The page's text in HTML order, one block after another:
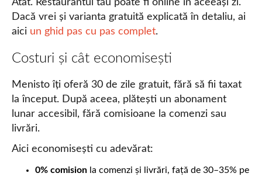
Atât. Restaurantul tău poate fi online în aceeași zi.
Dacă vrei și varianta gratuită explicată în detaliu, ai
aici un ghid pas cu pas complet.
Costuri și cât economisești
Menisto îți oferă 30 de zile gratuit, fără să fii taxat
la început. După aceea, plătești un abonament
lunar accesibil, fără comisioane la comenzi sau
livrări.
Aici economisești cu adevărat:
0% comision la comenzi și livrări, față de 30–35% pe